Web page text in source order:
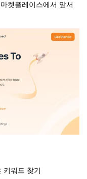
켓플레이스에서 앞서
워드 찾기